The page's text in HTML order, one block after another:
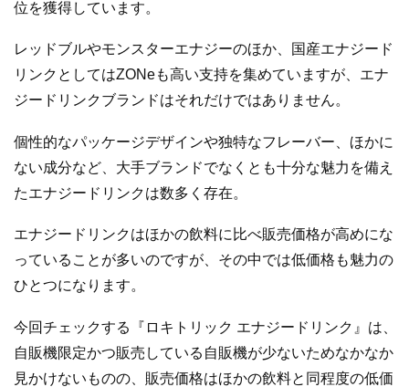
位を獲得しています。
レッドブルやモンスターエナジーのほか、国産エナジード
リンクとしてはZONeも高い支持を集めていますが、エナ
ジードリンクブランドはそれだけではありません。
個性的なパッケージデザインや独特なフレーバー、ほかに
ない成分など、大手ブランドでなくとも十分な魅力を備え
たエナジードリンクは数多く存在。
エナジードリンクはほかの飲料に比べ販売価格が高めにな
っていることが多いのですが、その中では低価格も魅力の
ひとつになります。
今回チェックする『ロキトリック エナジードリンク』は、
自販機限定かつ販売している自販機が少ないためなかなか
見かけないものの、販売価格はほかの飲料と同程度の低価